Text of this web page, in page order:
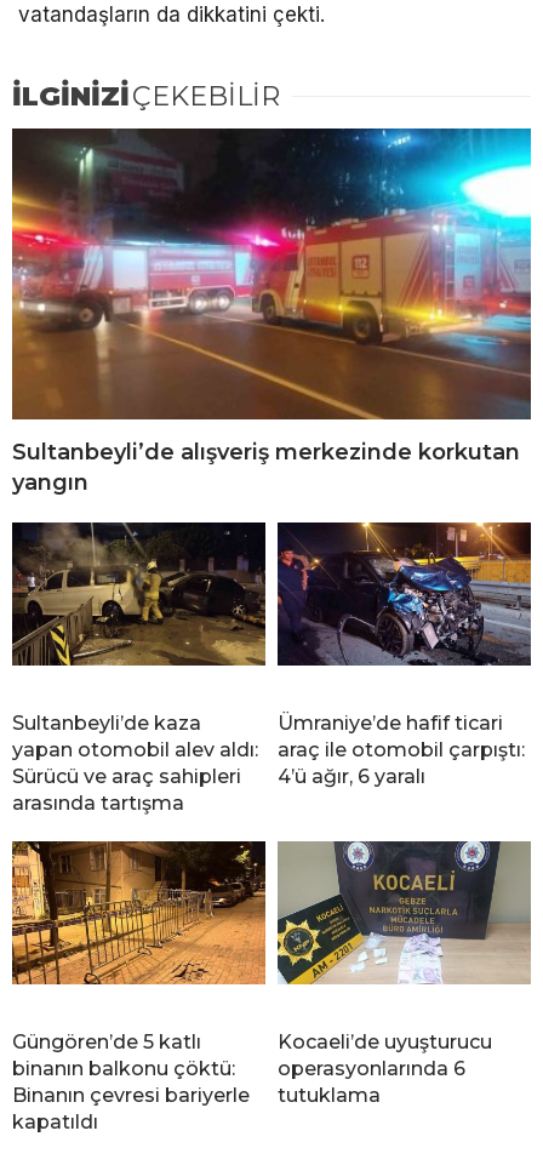
vatandaşların da dikkatini çekti.
İLGİNİZİÇEKEBİLİR
Sultanbeyli’de alışveriş merkezinde korkutan
yangın
Sultanbeyli’de kaza
yapan otomobil alev aldı:
Sürücü ve araç sahipleri
arasında tartışma
Ümraniye’de hafif ticari
araç ile otomobil çarpıştı:
4’ü ağır, 6 yaralı
Güngören’de 5 katlı
binanın balkonu çöktü:
Binanın çevresi bariyerle
kapatıldı
Kocaeli’de uyuşturucu
operasyonlarında 6
tutuklama